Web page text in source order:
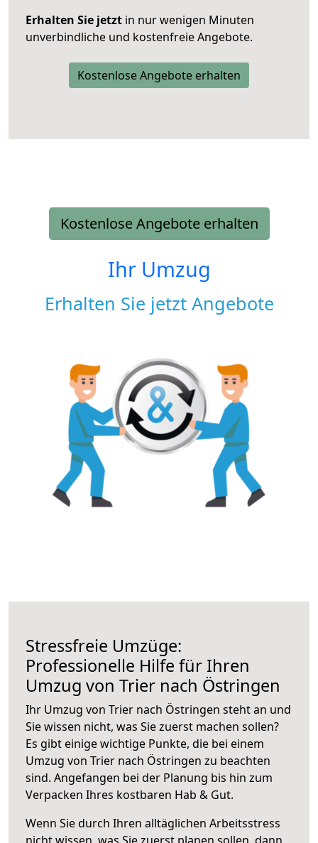
Erhalten Sie jetzt in nur wenigen Minuten
unverbindliche und kostenfreie Angebote.
Kostenlose Angebote erhalten
Kostenlose Angebote erhalten
Ihr Umzug
Erhalten Sie jetzt Angebote
Stressfreie Umzüge:
Professionelle Hilfe für Ihren
Umzug von Trier nach Östringen
Ihr Umzug von Trier nach Östringen steht an und
Sie wissen nicht, was Sie zuerst machen sollen?
Es gibt einige wichtige Punkte, die bei einem
Umzug von Trier nach Östringen zu beachten
sind. Angefangen bei der Planung bis hin zum
Verpacken Ihres kostbaren Hab & Gut.
Wenn Sie durch Ihren alltäglichen Arbeitsstress